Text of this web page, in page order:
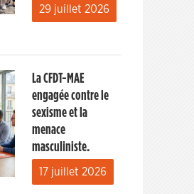
29 juillet 2026
La CFDT-MAE
engagée contre le
sexisme et la
menace
masculiniste.
17 juillet 2026